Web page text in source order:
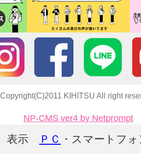
Copyright(C)2011 KIHITSU All right
NP-CMS ver4 by Netprompt
表示 ＰＣ ・スマートフ